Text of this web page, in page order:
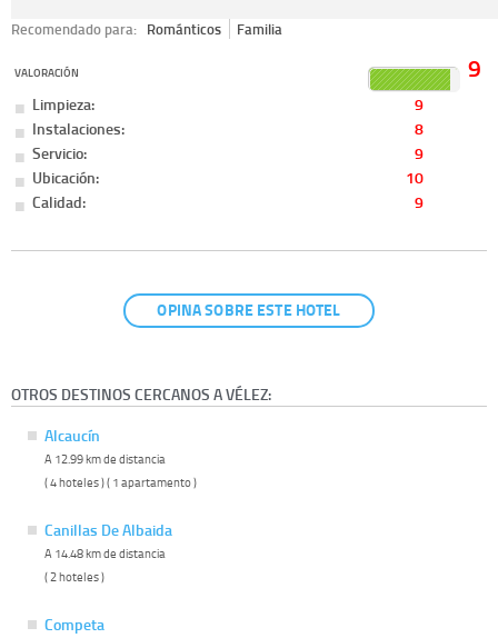
Recomendado para: Románticos Familia
VALORACIÓN 9
Limpieza:
9
Instalaciones:
8
Servicio:
9
Ubicación:
10
Calidad:
9
OPINA SOBRE ESTE HOTEL
OTROS DESTINOS CERCANOS A VÉLEZ:
Alcaucín
A 12.99 km de distancia
( 4 hoteles ) ( 1 apartamento )
Canillas De Albaida
A 14.48 km de distancia
( 2 hoteles )
Competa